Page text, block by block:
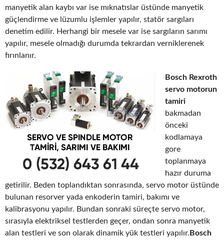
manyetik alan kaybı var ise mıknatıslar üstünde manyetik
güçlendirme ve lüzumlu işlemler yapılır, statör sargıları
denetim edilir. Herhangi bir mesele var ise sargıların sarımı
yapılır, mesele olmadığı durumda tekrardan verniklerenek
fırınlanır.
Bosch Rexroth
servo motorun
tamiri
bakmadan
önceki
kodlamaya
gore
toplanmaya
hazır duruma
getirilir. Beden toplandıktan sonrasında, servo motor üstünde
bulunan resorver yada enkoderin tamiri, bakımı ve
kalibrasyonu yapılır. Bundan sonraki süreçte servo motor,
sırasıyla elektriksel testlerden geçer, ondan sonra manyetik
alan testleri ve son olarak dinamik yük testleri yapılır.Bosch